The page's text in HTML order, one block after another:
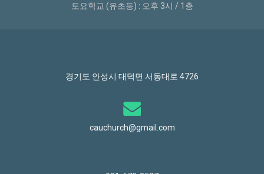
토요학교 (유초등) : 오후 3시 / 1층
경기도 안성시 대덕면 서동대로 4726
cauchurch@gmail.com